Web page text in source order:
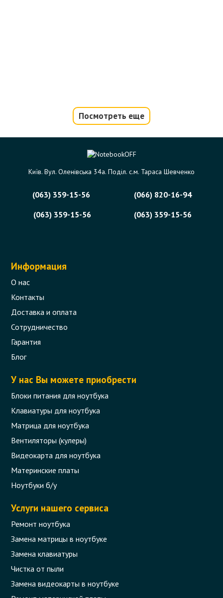
Посмотреть еще
Київ. Вул. Оленівська 34а. Поділ. с.м. Тараса Шевченко
(063) 359-15-56
(066) 820-16-94
(063) 359-15-56
(063) 359-15-56
Информация
О нас
Контакты
Доставка и оплата
Сотрудничество
Гарантия
Блог
У нас Вы можете приобрести
Блоки питания для ноутбука
Клавиатуры для ноутбука
Матрица для ноутбука
Вентиляторы (кулеры)
Видеокарта для ноутбука
Материнские платы
Ноутбуки б/у
Услуги нашего сервиса
Ремонт ноутбука
Замена матрицы в ноутбуке
Замена клавиатуры
Чистка от пыли
Замена видеокарты в ноутбуке